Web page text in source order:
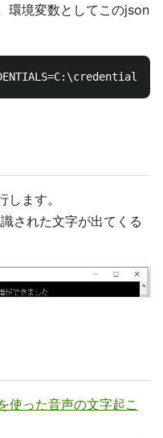
環境変数としてこのjson
ます。
された文字が出てくる
った音声の文字起こ